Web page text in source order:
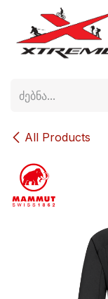
Skip to Content
All Products